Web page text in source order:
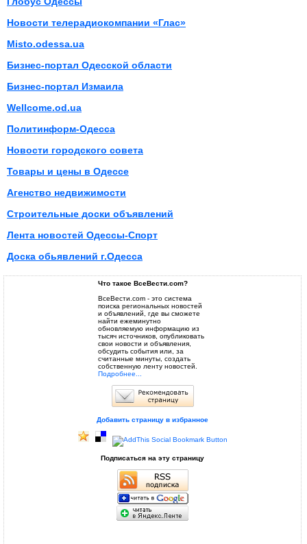
Новости телерадиокомпании «Глас»
Misto.odessa.ua
Бизнес-портал Одесской области
Бизнес-портал Измаила
Wellcome.od.ua
Политинформ-Одесса
Новости городского совета
Товары и цены в Одессе
Агенство недвижимости
Строительные доски объявлений
Лента новостей Одессы-Спорт
Доска обьявлений г.Одесса
Что такое ВсеВести.com?
ВсеВести.com - это система
поиска региональных новостей
и объявлений, где вы сможете
найти ежеминутно
обновляемую информацию из
тысяч источников, опубликовать
свои новости и объявления,
обсудить события или, за
считанные минуты, создать
собственную ленту новостей.
Подробнее...
Добавить страницу в избранное
Подписаться на эту страницу